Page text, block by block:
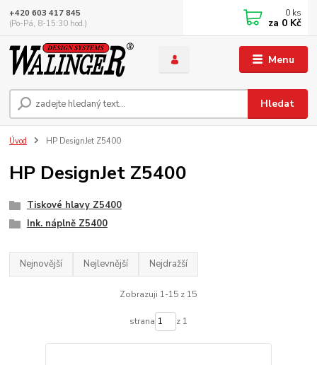
Menu
Hledat
+420 603 417 845
(Po-Pá, 8-15:30 hod.)
0 ks
za 0 Kč
Úvod HP DesignJet Z5400
HP DesignJet Z5400
Tiskové hlavy Z5400
Ink. náplně Z5400
Nejnovější Nejlevnější Nejdražší
Zobrazuji 1-15 z 15
strana z 1